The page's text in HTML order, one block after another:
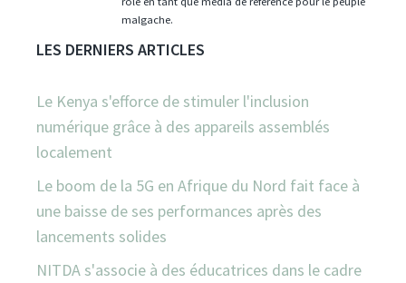
malgache.
LES DERNIERS ARTICLES
Le Kenya s'efforce de stimuler l'inclusion
numérique grâce à des appareils assemblés
localement
Le boom de la 5G en Afrique du Nord fait face à
une baisse de ses performances après des
lancements solides
NITDA s'associe à des éducatrices dans le cadre